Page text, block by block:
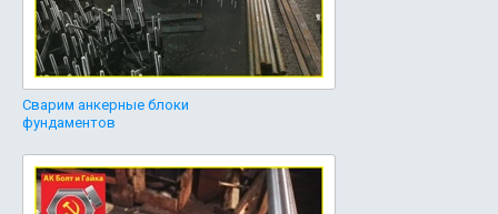
Сварим анкерные блоки
фундаментов